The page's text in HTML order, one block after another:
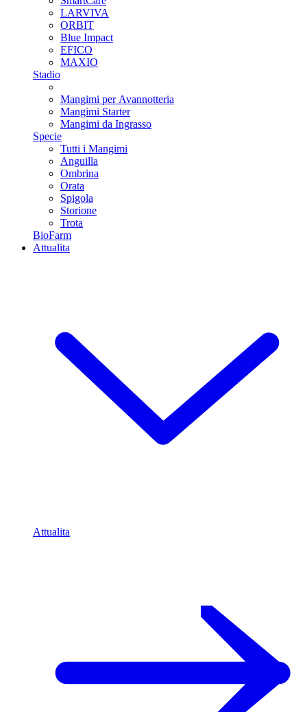
LARVIVA
ORBIT
Blue Impact
EFICO
MAXIO
Stadio
Mangimi per Avannotteria
Mangimi Starter
Mangimi da Ingrasso
Specie
Tutti i Mangimi
Anguilla
Ombrina
Orata
Spigola
Storione
Trota
BioFarm
Attualita
Attualita